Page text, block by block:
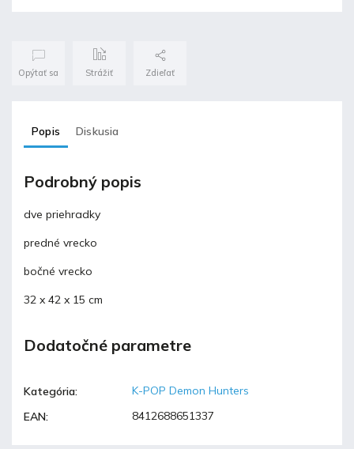
Opýtať sa Strážiť Zdieľať
Popis Diskusia
Podrobný popis
dve priehradky
predné vrecko
bočné vrecko
32 x 42 x 15 cm
Dodatočné parametre
Kategória:
K-POP Demon Hunters
EAN: 8412688651337